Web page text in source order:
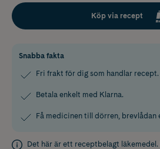
Köp via recept
Snabba fakta
Fri frakt för dig som handlar recept.
Betala enkelt med Klarna.
Få medicinen till dörren, brevlådan
Det här är ett receptbelagt läkemedel.